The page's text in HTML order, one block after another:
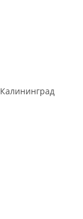
Калининград